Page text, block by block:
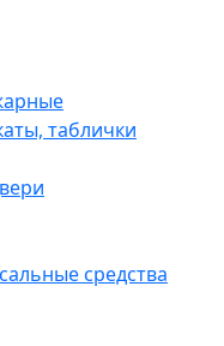
таблички
средства